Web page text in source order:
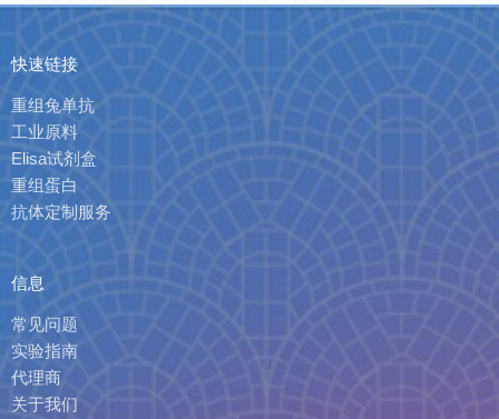
快速链接
重组兔单抗
工业原料
Elisa试剂盒
重组蛋白
抗体定制服务
信息
常见问题
实验指南
代理商
关于我们